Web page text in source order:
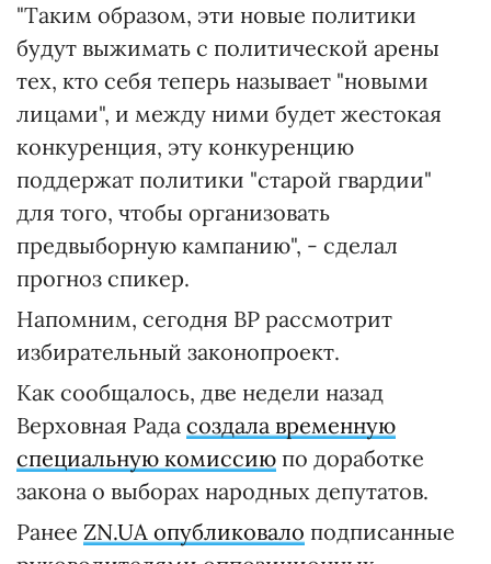
"Таким образом, эти новые политики
будут выжимать с политической арены
тех, кто себя теперь называет "новыми
лицами", и между ними будет жестокая
конкуренция, эту конкуренцию
поддержат политики "старой гвардии"
для того, чтобы организовать
предвыборную кампанию", - сделал
прогноз спикер.
Напомним, сегодня ВР рассмотрит
избирательный законопроект.
Как сообщалось, две недели назад
Верховная Рада создала временную
специальную комиссию по доработке
закона о выборах народных депутатов.
Ранее ZN.UA опубликовало подписанные